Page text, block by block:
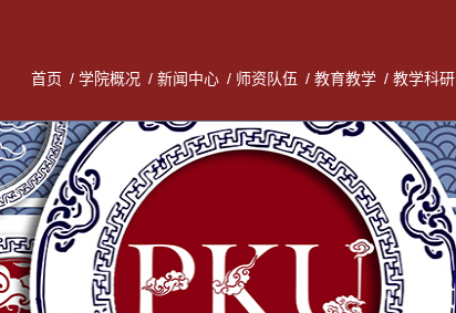
首页 / 学院概况 / 新闻中心 / 师资队伍 / 教育教学 / 教学科研